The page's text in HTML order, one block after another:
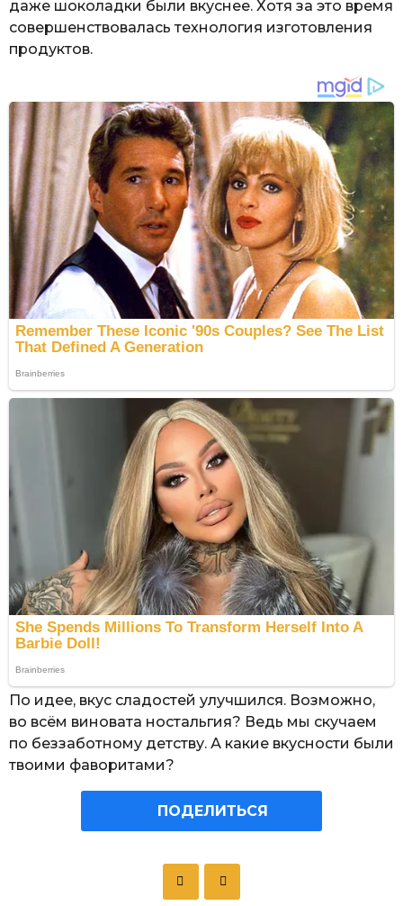
даже шоколадки были вкуснее. Хотя за это время
совершенствовалась технология изготовления
продуктов.
По идее, вкус сладостей улучшился. Возможно,
во всём виновата ностальгия? Ведь мы скучаем
по беззаботному детству. А какие вкусности были
твоими фаворитами?
ПОДЕЛИТЬСЯ